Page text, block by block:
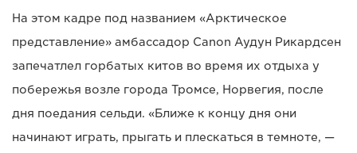
На этом кадре под названием «Арктическое
представление» амбассадор Canon Аудун Рикардсен
запечатлел горбатых китов во время их отдыха у
побережья возле города Тромсе, Норвегия, после
дня поедания сельди. «Ближе к концу дня они
начинают играть, прыгать и плескаться в темноте, —